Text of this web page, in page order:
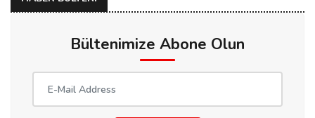
Bültenimize Abone Olun